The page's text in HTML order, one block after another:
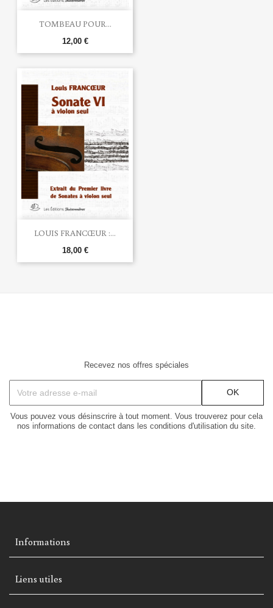
TOMBEAU POUR...
12,00 €
LOUIS FRANCŒUR :...
18,00 €
Recevez nos offres spéciales
Vous pouvez vous désinscrire à tout moment. Vous trouverez pour cela
nos informations de contact dans les conditions d'utilisation du site.
Informations
Liens utiles